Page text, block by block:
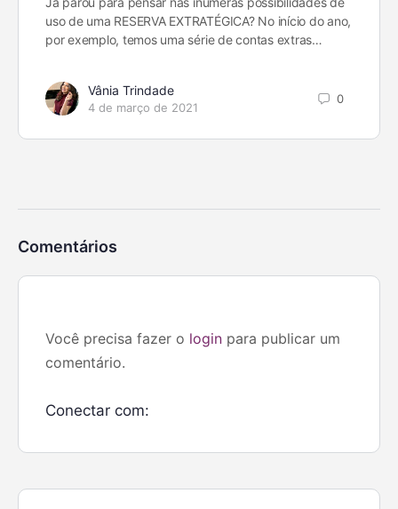
uso de uma RESERVA EXTRATÉGICA? No início do ano,
por exemplo, temos uma série de contas extras…
Vânia Trindade
4 de março de 2021
0
Comentários
Você precisa fazer o login para publicar um
comentário.
Conectar com: